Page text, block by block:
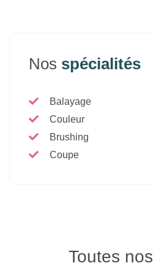
Nos spécialités
Balayage
Couleur
Brushing
Coupe
Toutes nos